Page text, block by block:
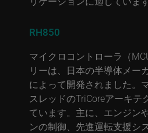
RH850
マイクロコントローラ（
リーは、日本の半導体メー
によって開発されました。
スレッドのTriCoreアーキテ
ています。主に、エンジン
ンの制御、先進運転支援シ